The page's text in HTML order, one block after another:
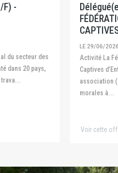
F) -
dans 20 pays,
LE 29/06/
Activité La Fédération Française des
Captives
association
morales à...
Voir cette